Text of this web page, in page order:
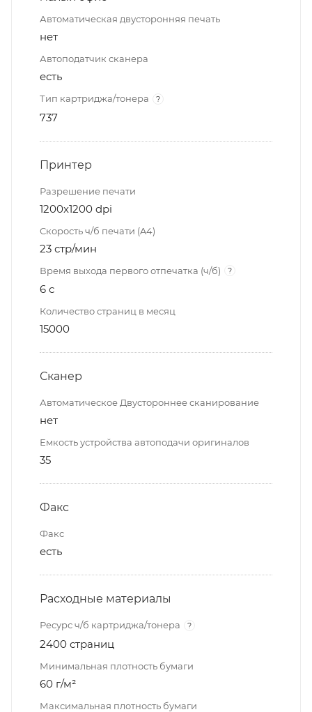
Автоматическая двусторонняя печать
нет
Автоподатчик сканера
есть
Тип картриджа/тонера ?
737
Принтер
Разрешение печати
1200x1200 dpi
Скорость ч/б печати (A4)
23 стр/мин
Время выхода первого отпечатка (ч/б) ?
6 с
Количество страниц в месяц
15000
Сканер
Автоматическое Двустороннее сканирование
нет
Емкость устройства автоподачи оригиналов
35
Факс
Факс
есть
Расходные материалы
Ресурс ч/б картриджа/тонера ?
2400 страниц
Минимальная плотность бумаги
60 г/м²
Максимальная плотность бумаги